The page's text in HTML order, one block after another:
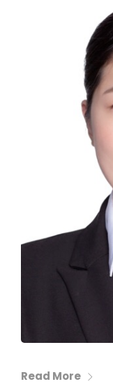
Read More